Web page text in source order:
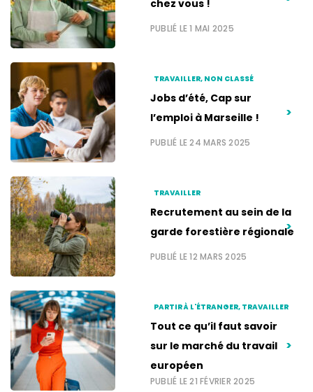
chez vous !
PUBLIÉ LE 1 MAI 2025
TRAVAILLER, NON CLASSÉ
Jobs d’été, Cap sur
l’emploi à Marseille !
PUBLIÉ LE 24 MARS 2025
>
TRAVAILLER
Recrutement au sein de la
garde forestière régionale
PUBLIÉ LE 12 MARS 2025
>
PARTIR À L'ÉTRANGER, TRAVAILLER
Tout ce qu’il faut savoir
sur le marché du travail
européen
PUBLIÉ LE 21 FÉVRIER 2025
>